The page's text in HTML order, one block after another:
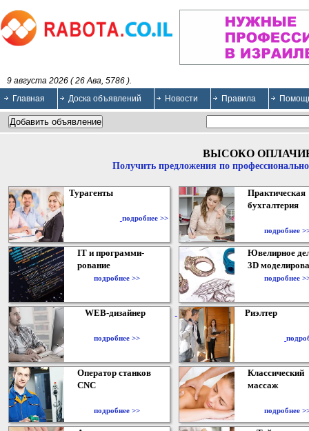
9 августа 2026 ( 26 Ава, 5786 ).
Главная
Доска объявлений Новости Правила
ВЫСОКО
Получить предложения по
Турагенты
подробнее >>
Практическая
бухгалтерия
подробнее
IT и программи-
рование
подробнее >>
Ювелирное
3D
подробнее
WEB-дизайнер
подробнее >>
Риэлтер
Оператор станков
CNC
подробнее >>
Классический
массаж
подробнее